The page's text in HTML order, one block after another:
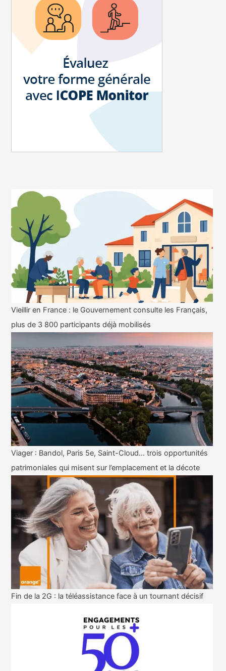
Vieillir en France : le Gouvernement consulte les Français,
plus de 3 800 participants déjà mobilisés
Viager : Bandol, Paris 5e, Saint-Cloud… trois opportunités
patrimoniales qui misent sur l’emplacement et la décote
Fin de la 2G : la téléassistance face à un tournant décisif